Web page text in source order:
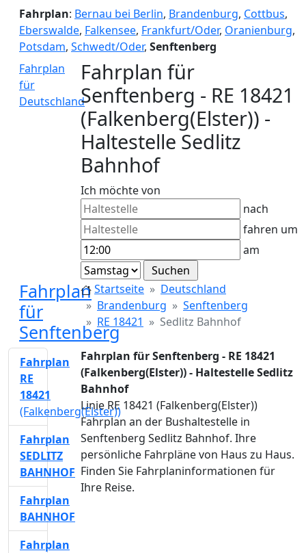
Fahrplan: Bernau bei Berlin, Brandenburg, Cottbus,
Eberswalde, Falkensee, Frankfurt/Oder, Oranienburg,
Potsdam, Schwedt/Oder, Senftenberg
Fahrplan
für
Deutschland
Fahrplan für
Senftenberg - RE 18421
(Falkenberg(Elster)) -
Haltestelle Sedlitz
Bahnhof
Ich möchte von
nach
fahren um
am
Fahrplan
für
Senftenberg
Startseite
Deutschland
Brandenburg
Senftenberg
RE 18421
Sedlitz Bahnhof
Fahrplan für Senftenberg - RE 18421
(Falkenberg(Elster)) - Haltestelle Sedlitz
Bahnhof
Linie RE 18421 (Falkenberg(Elster))
Fahrplan an der Bushaltestelle in
Senftenberg Sedlitz Bahnhof. Ihre
persönliche Fahrpläne von Haus zu Haus.
Finden Sie Fahrplaninformationen für
Ihre Reise.
Fahrplan
RE
18421
(Falkenberg(Elster))
Fahrplan
SEDLITZ
BAHNHOF
Fahrplan
BAHNHOF
Fahrplan